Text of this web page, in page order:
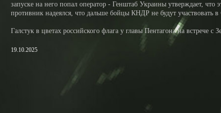
запуске на него попал оператор - Генштаб Украины утверждает,
противник надеялся, что дальше бойцы КНДР не будут участвовать
Галстук в цветах российского флага у главы Пентагона на встрече
19.10.2025